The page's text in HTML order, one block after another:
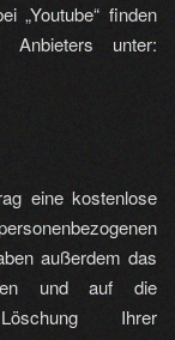
„Youtube“ finden
unter:
eine kostenlose
außerdem das
und auf die
Ihrer